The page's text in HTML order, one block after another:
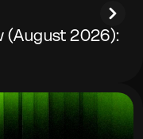
(August 2026):